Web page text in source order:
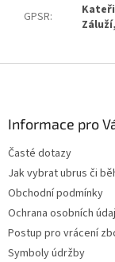
GPSR:
Informace pro
Časté dotazy
Jak vybrat ubrus či
Obchodní podmínky
Ochrana osobních
Postup pro vrácení
Symboly údržby